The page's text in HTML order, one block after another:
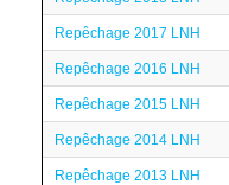
Repêchage 2017 LNH
Repêchage 2016 LNH
Repêchage 2015 LNH
Repêchage 2014 LNH
Repêchage 2013 LNH